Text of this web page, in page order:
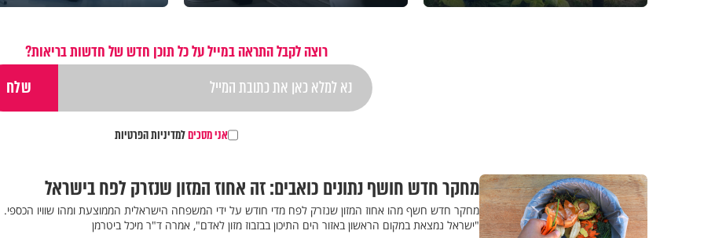
רוצה לקבל התראה במייל על כל תוכן חדש של חדשות בריאות?
אני מסכיםלמדיניות הפרטיות
מחקר חדש חושף נתונים כואבים: זה אחוז המזון שנזרק לפח בישראל
מחקר חדש חשף מהו אחוז המזון שנזרק לפח מדי חודש על ידי המשפחה הישראלית הממוצעת ומהו שוויו הכספי.
"ישראל נמצאת במקום הראשון באזור הים התיכון בבזבוז מזון לאדם", אמרה ד"ר מיכל ביטרמן